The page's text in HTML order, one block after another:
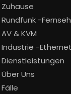
Zuhause
Rundfunk -
AV & KVM
Industrie -Ethernet
Dienstleistungen
Über Uns
Fälle